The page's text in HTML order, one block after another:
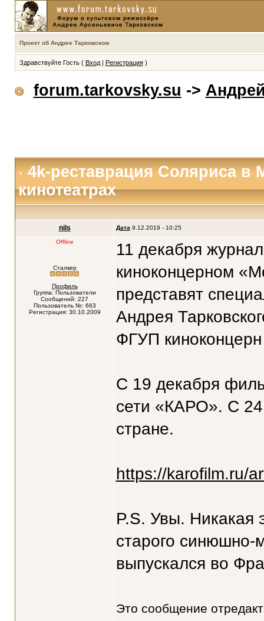
Проект об Андрее Тарковском
Здравствуйте Гость ( Вход| Регистрация)
forum.tarkovsky.su ->
4k-реставрация Соляриса в
кинотеатрах
nils Дата 9.12.2019 - 10:25
Offline
Сталкер
Профиль
Группа: Пользователи
Сообщений: 227
Пользователь №: 663
Регистрация: 30.10.2009
11 декабря
киноконцерном
представят
Андрея
ФГУП
С 19 декабря
сети «КАРО». С 24
стране.
https://karofilm.ru/
P.S. Увы. Никакая
старого синюшно-
выпускался во
Это сообщение